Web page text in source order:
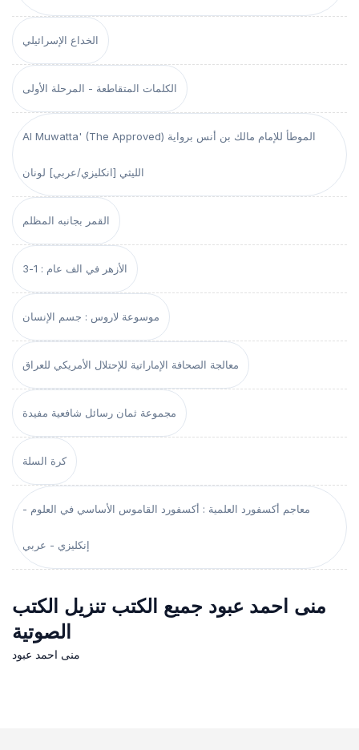
الخداع الإسرائيلي
الكلمات المتقاطعة - المرحلة الأولى
Al Muwatta' (The Approved) الموطأ للإمام مالك بن أنس برواية
الليثي [انكليزي/عربي] لونان
القمر بجانبه المظلم
الأزهر في الف عام : 1-3
موسوعة لاروس : جسم الإنسان
معالجة الصحافة الإماراتية للإحتلال الأمريكي للعراق
مجموعة ثمان رسائل شافعية مفيدة
كرة السلة
معاجم أكسفورد العلمية : أكسفورد القاموس الأساسي في العلوم -
إنكليزي - عربي
منى احمد عبود جميع الكتب تنزيل الكتب
الصوتية
منى احمد عبود